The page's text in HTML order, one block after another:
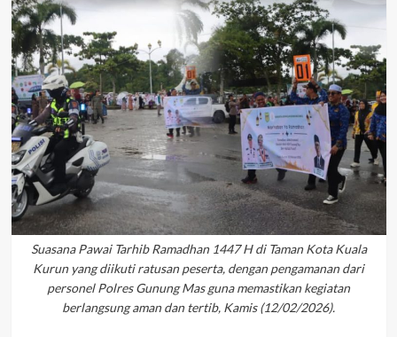
Suasana Pawai Tarhib Ramadhan 1447 H di Taman Kota Kuala
Kurun yang diikuti ratusan peserta, dengan pengamanan dari
personel Polres Gunung Mas guna memastikan kegiatan
berlangsung aman dan tertib, Kamis (12/02/2026).